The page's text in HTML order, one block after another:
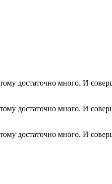
достаточно много. И
достаточно много. И
достаточно много. И